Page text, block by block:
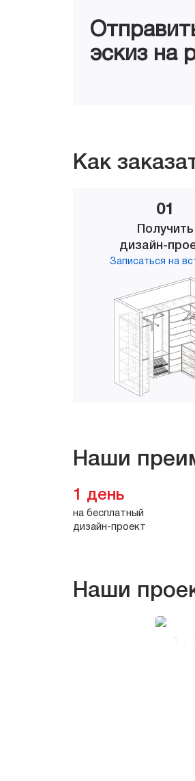
эскиз на
Как
01
Получить
дизайн-
Записаться на
Наши
1 день
на бесплатный
дизайн-проект
Наши